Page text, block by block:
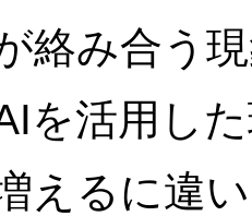
絡み合う
を活用し
えるに違